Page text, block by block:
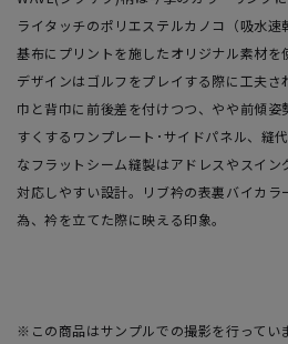
ライタッチのポリエステルカノコ（吸水速
基布にプリントを施したオリジナル素材を
デザインはゴルフをプレイする際に工夫
巾と背巾に前後差を付けつつ、やや前傾姿
すくするワンプレート･サイドパネル、縫
なフラットシーム縫製はアドレスやスイン
対応しやすい設計。リブ衿の表裏バイカラ
為、衿を立てた際に映える印象。
※この商品はサンプルでの撮影を行ってい